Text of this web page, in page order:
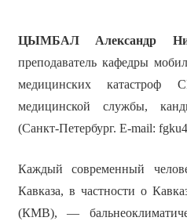
ЦЫМБАЛ Александр
преподаватель кафедры
медицинских
медицинской службы,
(Санкт-Петербург. E-mail:
Каждый современный
Кавказа, в частности о
(КМВ), —